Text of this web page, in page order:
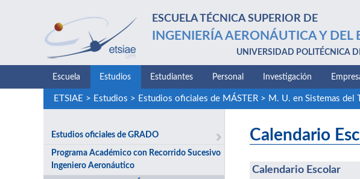
ESCUELA TÉCNICA SUPERIOR DE
INGENIERÍA AERONÁUTICA Y DEL
UNIVERSIDAD POLITÉCNICA
Escuela Estudios Estudiantes Personal Investigación
ETSIAE > Estudios > Estudios oficiales de MÁSTER> M. U. en Sistemas del
Estudios oficiales de GRADO
Programa Académico con Recorrido Sucesivo
Ingeniero Aeronáutico
Calendario
Calendario Escolar